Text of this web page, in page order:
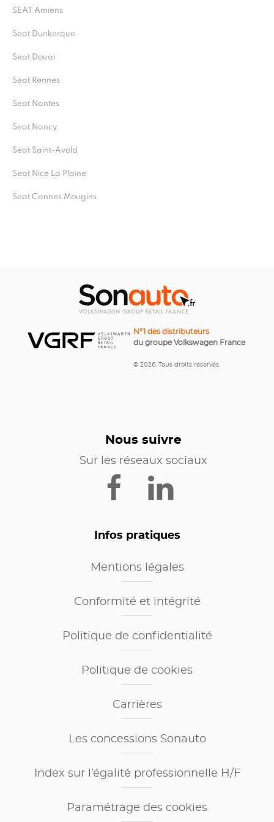
SEAT Amiens
Seat Dunkerque
Seat Douai
Seat Rennes
Seat Nantes
Seat Nancy
Seat Saint-Avold
Seat Nice La Plaine
Seat Cannes Mougins
N°1 des distributeurs
du groupe Volkswagen France
© 2026. Tous droits réservés.
Nous suivre
Sur les réseaux sociaux
Infos pratiques
Mentions légales
Conformité et intégrité
Politique de confidentialité
Politique de cookies
Carrières
Les concessions Sonauto
Index sur l’égalité professionnelle H/F
Paramétrage des cookies